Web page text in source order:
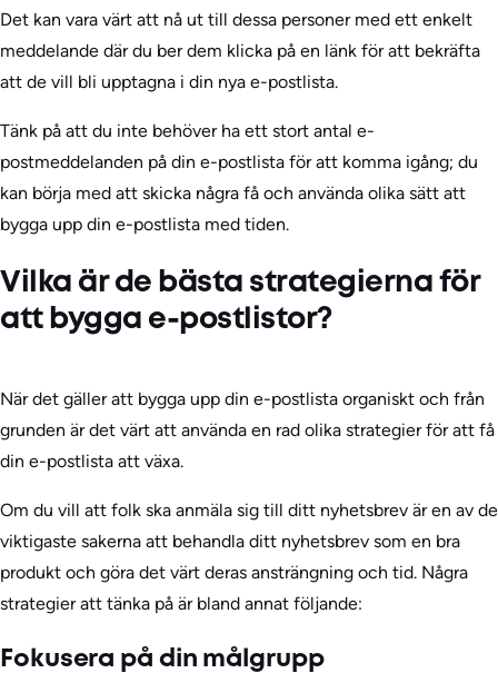
Det kan vara värt att nå ut till dessa personer med ett enkelt
meddelande där du ber dem klicka på en länk för att bekräfta
att de vill bli upptagna i din nya e-postlista.
Tänk på att du inte behöver ha ett stort antal e-
postmeddelanden på din e-postlista för att komma igång; du
kan börja med att skicka några få och använda olika sätt att
bygga upp din e-postlista med tiden.
Vilka är de bästa strategierna för
att bygga e-postlistor?
När det gäller att bygga upp din e-postlista organiskt och från
grunden är det värt att använda en rad olika strategier för att få
din e-postlista att växa.
Om du vill att folk ska anmäla sig till ditt nyhetsbrev är en av de
viktigaste sakerna att behandla ditt nyhetsbrev som en bra
produkt och göra det värt deras ansträngning och tid. Några
strategier att tänka på är bland annat följande:
Fokusera på din målgrupp